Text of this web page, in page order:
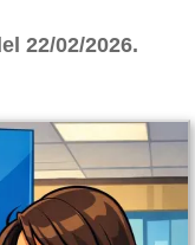
22/02/2026.